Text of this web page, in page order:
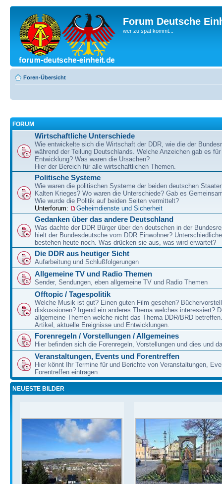
Forum Deutsche
wer zu spät kommt...
Foren-Übersicht
FORUM
Wirtschaftliche Unterschiede
Wie entwickelte sich die Wirtschaft der DDR, wie die der
während der Teilung Deutschlands. Welche Anzeichen gab es für
Entwicklung? Was waren die Ursachen?
Hier der Bereich für alle wirtschaftlichen Themen.
Politische Systeme
Wie waren die politischen Systeme der beiden deutschen
Kalten Krieges? Wo waren die Unterschiede? Gab es
Wie wurde die Politik auf beiden Seiten vermittelt?
Unterforum:
Geheimdienste und Sicherheit
Gedanken über das andere Deutschland
Was dachte der DDR Bürger über den deutschen in der
hielt der Bundesdeutsche vom DDR Einwohner?
bestehen heute noch. Was drücken sie aus, was wird erwartet?
Die DDR aus heutiger Sicht
Aufarbeitung und Schlußfolgerungen
Allgemeine TV und Radio Themen
Sender, Sendungen, eben allgemeine TV und Radio Themen
Offtopic / Tagespolitik
Welche Musik ist gut? Einen guten Film gesehen?
diskussionen? Irgend ein anderes Thema welches interessiert?
allgemeine Themen welche nicht das Thema DDR/BRD
Artikel, aktuelle Ereignisse und Entwicklungen.
Forenregeln / Vorstellungen / Allgemeines
Hier befinden sich die Forenregeln, Vorstellungen und dies und
Veranstaltungen, Events und Forentreffen
Hier könnt Ihr Termine für und Berichte von Veranstaltungen,
Forentreffen eintragen
NEUESTE BILDER